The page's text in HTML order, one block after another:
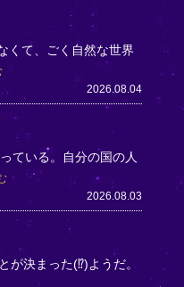
くて、ごく自然な世界
2026.08.04
ている。自分の国の人
2026.08.03
決まった(⁉)ようだ。